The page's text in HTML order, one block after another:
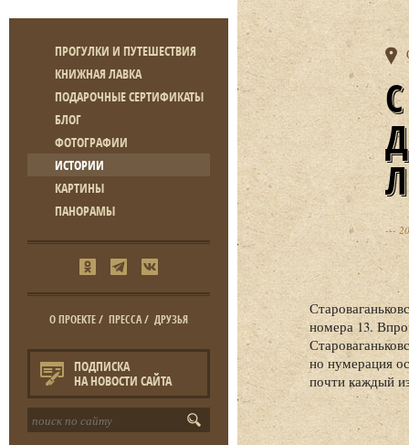
ПРОГУЛКИ И ПУТЕШЕСТВИЯ
КНИЖНАЯ ЛАВКА
ПОДАРОЧНЫЕ СЕРТИФИКАТЫ
БЛОГ
ФОТОГРАФИИ
ИСТОРИИ
КАРТИНЫ
ПАНОРАМЫ
О ПРОЕКТЕ/ ПРЕССА/ ДРУЗЬЯ
ПОДПИСКА
НА НОВОСТИ САЙТА
СТАРОВАГАНЬКОВСКИЙ ПЕРЕУЛОК,
номера 13.
но нумерация
почти каждый